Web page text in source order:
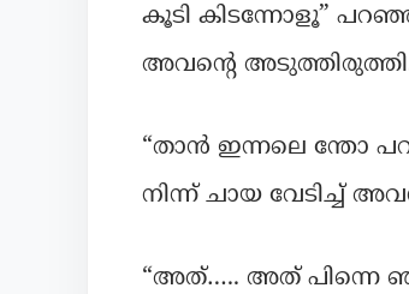
കൂടി കിടന്നോളൂ”
അവന്റെ
“താൻ ഇന്നലെ ന്തോ
നിന്ന് ചായ വേടിച്ച്
“അത്….. അത് പിന്നെ